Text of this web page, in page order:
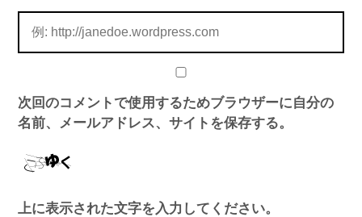
次回のコメントで使用するためブラウザーに自分の
名前、メールアドレス、サイトを保存する。
上に表示された文字を入力してください。